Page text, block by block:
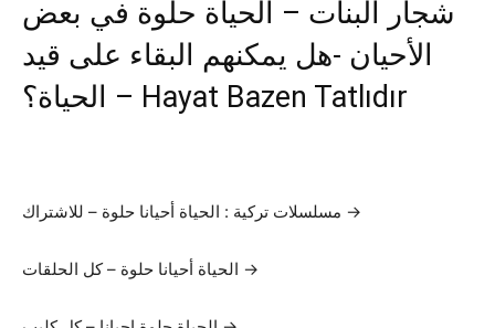
شجار البنات – الحياة حلوة في بعض
الأحيان -هل يمكنهم البقاء على قيد
الحياة؟ – Hayat Bazen Tatlıdır
مسلسلات تركية : الحياة أحيانا حلوة – للاشتراك →
الحياة أحيانا حلوة – كل الحلقات →